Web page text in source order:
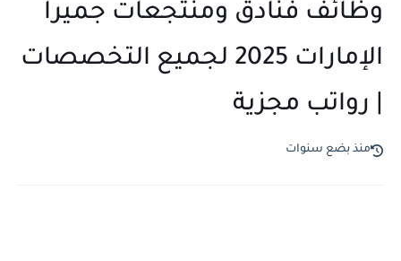
وظائف فنادق ومنتجعات جميرا
الإمارات 2025 لجميع التخصصات
| رواتب مجزية
منذ بضع سنوات